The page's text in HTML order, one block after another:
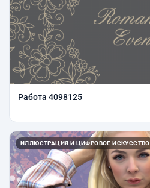
Работа 4098125
ИЛЛЮСТРАЦИЯ И ЦИФРОВОЕ ИСКУССТВО